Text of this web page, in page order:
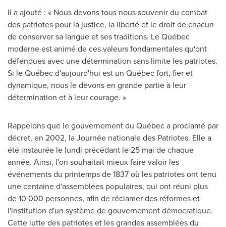
Il a ajouté : « Nous devons tous nous souvenir du combat
des patriotes pour la justice, la liberté et le droit de chacun
de conserver sa langue et ses traditions. Le Québec
moderne est animé de ces valeurs fondamentales qu'ont
défendues avec une détermination sans limite les patriotes.
Si le Québec d'aujourd'hui est un Québec fort, fier et
dynamique, nous le devons en grande partie à leur
détermination et à leur courage. »
Rappelons que le gouvernement du Québec a proclamé par
décret, en 2002, la Journée nationale des Patriotes. Elle a
été instaurée le lundi précédant le 25 mai de chaque
année. Ainsi, l'on souhaitait mieux faire valoir les
événements du printemps de 1837 où les patriotes ont tenu
une centaine d'assemblées populaires, qui ont réuni plus
de 10 000 personnes, afin de réclamer des réformes et
l'institution d'un système de gouvernement démocratique.
Cette lutte des patriotes et les grandes assemblées du